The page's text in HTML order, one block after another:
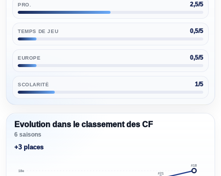
PRO. 2,5/5
TEMPS DE JEU 0,5/5
EUROPE 0,5/5
SCOLARITÉ 1/5
Evolution dans le classement des CF
6 saisons
+3 places
18e
#21
#18